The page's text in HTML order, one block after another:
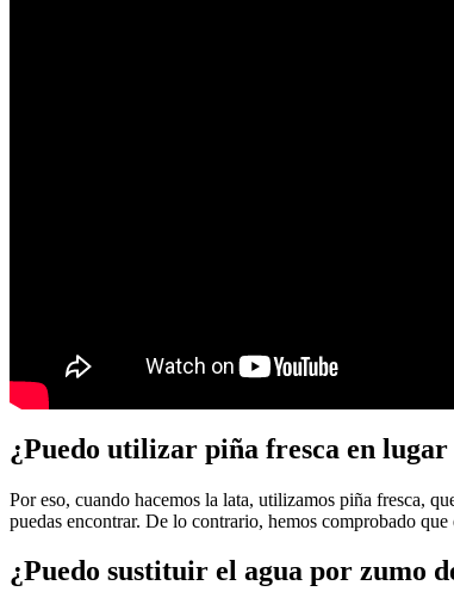
¿Puedo utilizar piña fresca en lugar
Por eso, cuando hacemos la lata, utilizamos piña fresca,
puedas encontrar. De lo contrario, hemos comprobado
¿Puedo sustituir el agua por zumo